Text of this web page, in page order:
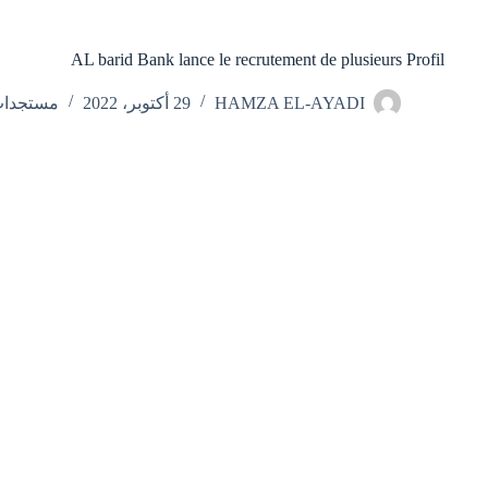
AL barid Bank lance le recrutement de plusieurs Profil
HAMZA EL-AYADI 29 أكتوبر، 2022